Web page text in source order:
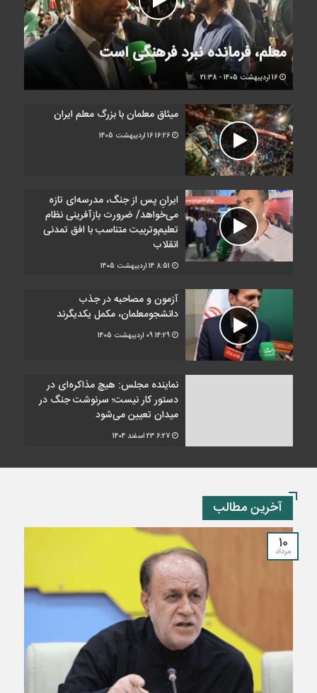
معلم، فرمانده نبرد فرهنگی است
میثاق معلمان با بزرگ معلم ایران
16 اردیبهشت 1405
ایرانِ پس از جنگ، مدرسه‌ای تازه
می‌خواهد/ ضرورت بازآفرینی نظام
تعلیم‌وتربیت متناسب با افق تمدنی
انقلاب
14 اردیبهشت 1405
آزمون و مصاحبه در جذب
دانشجومعلمان، مکمل یکدیگرند
09 اردیبهشت 1405
نماینده مجلس: هیچ مذاکره‌ای در
دستور کار نیست؛ سرنوشت جنگ در
میدان تعیین می‌شود
23 اسفند 1404
آخرین مطالب
10
مرداد